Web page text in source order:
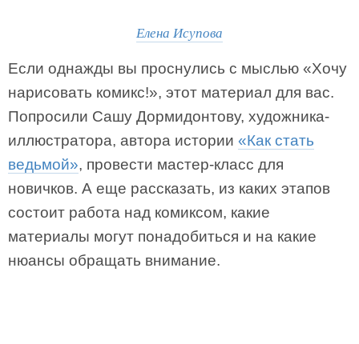
Елена Исупова
Если однажды вы проснулись с мыслью «Хочу
нарисовать комикс!», этот материал для вас.
Попросили Сашу Дормидонтову, художника-
иллюстратора, автора истории «Как стать
ведьмой», провести мастер-класс для
новичков. А еще рассказать, из каких этапов
состоит работа над комиксом, какие
материалы могут понадобиться и на какие
нюансы обращать внимание.